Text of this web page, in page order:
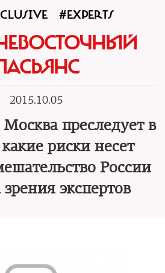
#EXPERTS
2015.10.05
преследует в
риски несет
России
экспертов